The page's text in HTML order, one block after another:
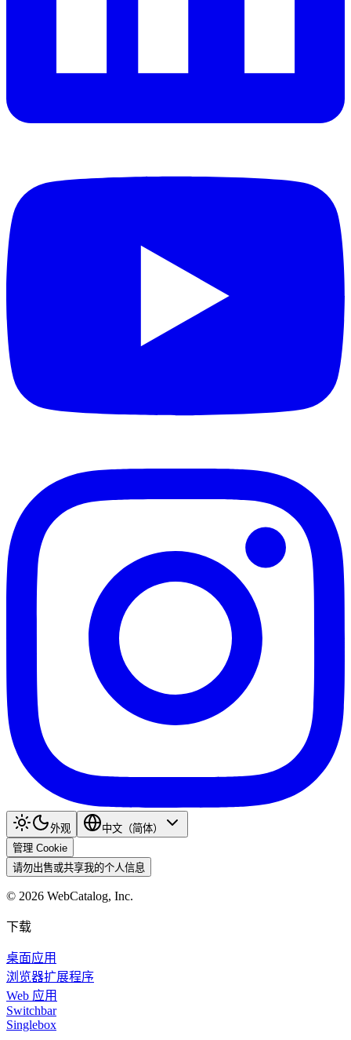
外观
中文（简体）
管理 Cookie
请勿出售或共享我的个人信息
© 2026 WebCatalog, Inc.
下载
桌面应用
浏览器扩展程序
Web 应用
Switchbar
Singlebox